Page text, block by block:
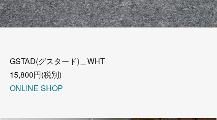
GSTAD(グスタード)＿WHT
15,800円(税別)
ONLINE SHOP